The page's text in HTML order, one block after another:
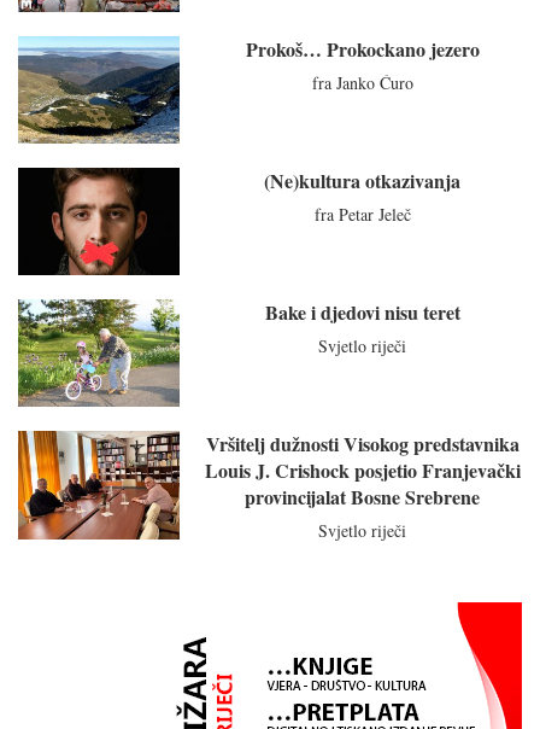
Prokoš… Prokockano jezero
fra Janko Ćuro
(Ne)kultura otkazivanja
fra Petar Jeleč
Bake i djedovi nisu teret
Svjetlo riječi
Vršitelj dužnosti Visokog predstavnika
Louis J. Crishock posjetio Franjevački
provincijalat Bosne Srebrene
Svjetlo riječi